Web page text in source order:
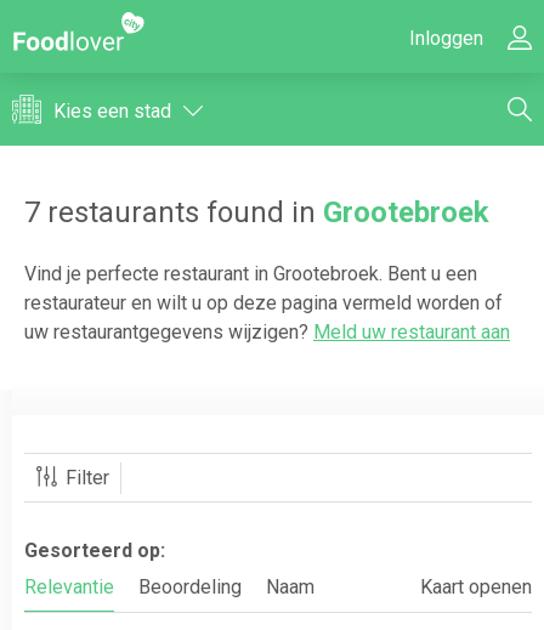
Inloggen
Kies een stad
7 restaurants found in Grootebroek
Vind je perfecte restaurant in Grootebroek. Bent u een
restaurateur en wilt u op deze pagina vermeld worden of
uw restaurantgegevens wijzigen? Meld uw restaurant aan
Filter
Gesorteerd op:
Relevantie
Beoordeling Naam Kaart openen